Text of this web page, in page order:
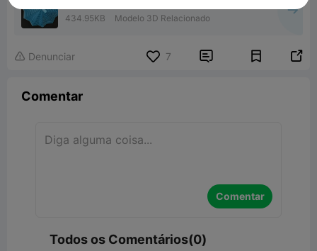
434.95KB Modelo 3D Relacionado
 Denunciar 7  
Comentar
Comentar
Todos os Comentários(0)